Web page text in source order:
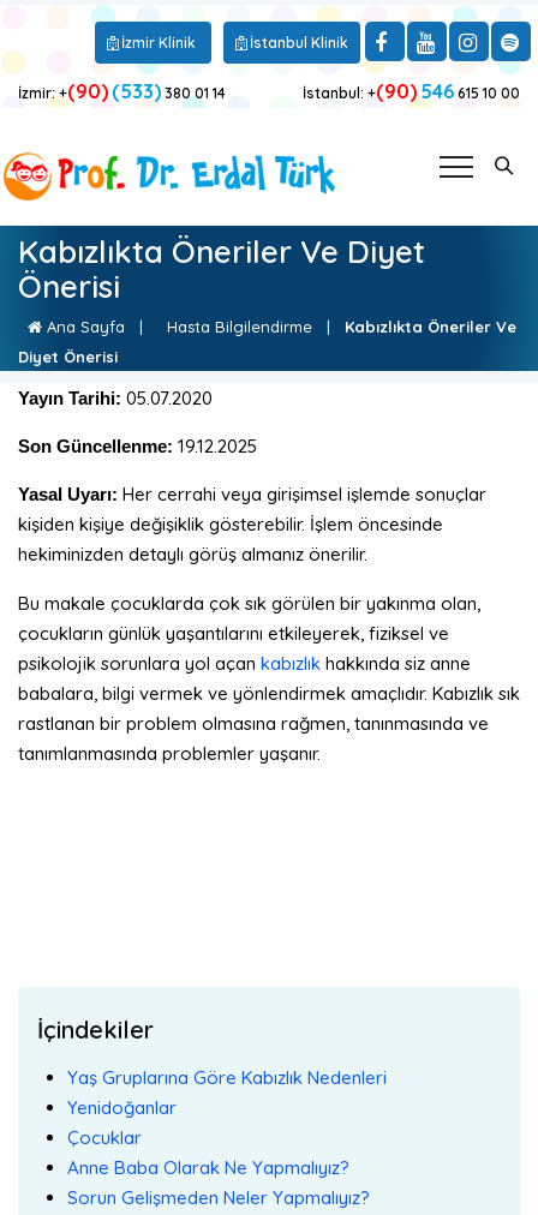
İzmir Klinik İstanbul Klinik
İzmir: +(90) (533) 380 01 14 İstanbul: +(90)546 615 10 00
Kabızlıkta Öneriler Ve Diyet
Önerisi
Ana Sayfa | Hasta Bilgilendirme |
Kabızlıkta Öneriler Ve
Diyet Önerisi
Yayın Tarihi: 05.07.2020
Son Güncellenme: 19.12.2025
Yasal Uyarı: Her cerrahi veya girişimsel işlemde sonuçlar
kişiden kişiye değişiklik gösterebilir. İşlem öncesinde
hekiminizden detaylı görüş almanız önerilir.
Bu makale çocuklarda çok sık görülen bir yakınma olan,
çocukların günlük yaşantılarını etkileyerek, fiziksel ve
psikolojik sorunlara yol açan kabızlık hakkında siz anne
babalara, bilgi vermek ve yönlendirmek amaçlıdır. Kabızlık sık
rastlanan bir problem olmasına rağmen, tanınmasında ve
tanımlanmasında problemler yaşanır.
İçindekiler
Yaş Gruplarına Göre Kabızlık Nedenleri
Yenidoğanlar
Çocuklar
Anne Baba Olarak Ne Yapmalıyız?
Sorun Gelişmeden Neler Yapmalıyız?